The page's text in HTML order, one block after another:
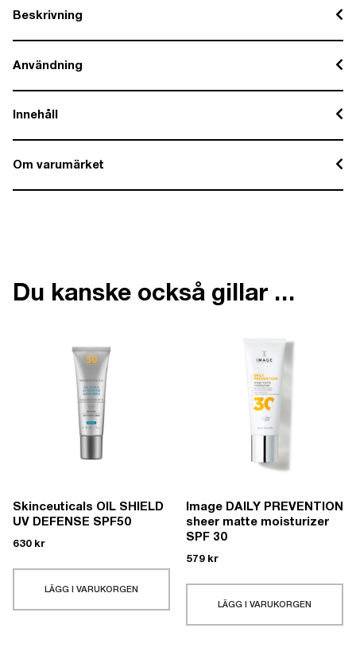
Beskrivning
Användning
Innehåll
Om varumärket
Du kanske också gillar …
Skinceuticals OIL SHIELD
UV DEFENSE SPF50
630 kr
LÄGG I VARUKORGEN
Image DAILY PREVENTION
sheer matte moisturizer
SPF 30
579 kr
LÄGG I VARUKORGEN